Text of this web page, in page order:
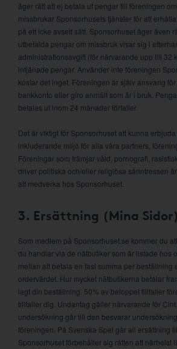
äger rätt att ej betala ut pengar till föreningen
missbrukar Sponsorhusets tjänster för att
på ett icke avsett sätt. Sponsorhuset äger även
utbetalda pengar om missbruk visar sig i
administrationsavgift (för närvarande upp till 32
intjänade pengar. Använder inte föreningen
kostar det inget. Föreningen är själv ansvarig
bankkonto eller giro anmält som är i bruk.
betalas ut inom 24 månader förfaller.
Det är viktigt för Sponsorhuset att kunna
inkluderande miljö för alla våra partners,
Föreningar som främjar våld, pornografi,
driver politiska och/eller religiösa särintressen
att medverka hos Sponsorhuset.
3. Ersättning (Mina Sidor)
Som medlem på Sponsorhuset.se kommer du
du handlar via de nätbutiker som är listade hos
mellan att betala en fast summa per beställning
ordervärdet. Hur mycket nätbutikerna betalar
lagt din beställning. 50% av beloppet tillfaller
tillfaller dig. Undantag gäller närvarande för
undersökning går till den besvarar
föreningen. På Svenska Spel går all ersättning
Sponsorhuset förbehåller sig rätten att närhelst